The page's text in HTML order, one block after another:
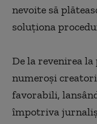
nevoite să
soluţiona
De la revenirea la
numeroşi
favorabili,
împotriva